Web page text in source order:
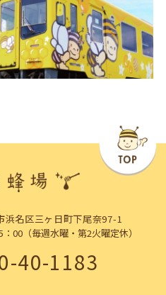
浜名区三ヶ日町下尾奈97-1
00（毎週水曜・第2火曜定休）
40-1183